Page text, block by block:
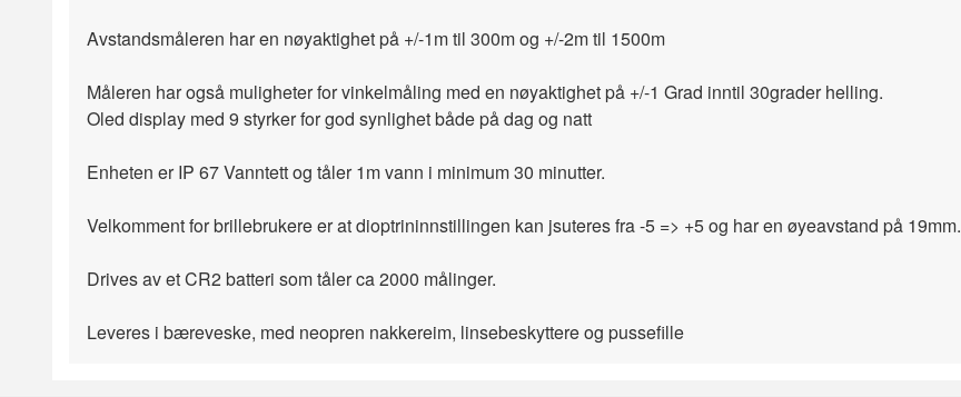
Avstandsmåleren har en nøyaktighet på +/-1m til 300m og +/-2m til 1500m
Måleren har også muligheter for vinkelmåling med en nøyaktighet på +/-1 Grad inntil 30grader helling.
Oled display med 9 styrker for god synlighet både på dag og natt
Enheten er IP 67 Vanntett og tåler 1m vann i minimum 30 minutter.
Velkomment for brillebrukere er at dioptrininnstillingen kan jsuteres fra -5 => +5 og har en øyeavstand på 19mm.
Drives av et CR2 batteri som tåler ca 2000 målinger.
Leveres i bæreveske, med neopren nakkereim, linsebeskyttere og pussefille